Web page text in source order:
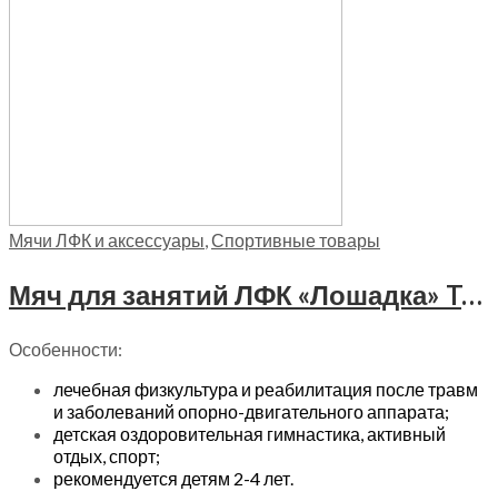
Мячи ЛФК и аксессуары,Спортивные товары
Мяч для занятий ЛФК «Лошадка» Trives, М-310
Особенности:
лечебная физкультура и реабилитация после травм
и заболеваний опорно-двигательного аппарата;
детская оздоровительная гимнастика, активный
отдых, спорт;
рекомендуется детям 2-4 лет.